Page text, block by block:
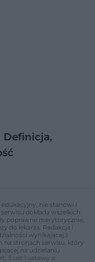
Definicja,
nie stanowi i
dokłada wszelkich
poprawne merytorycznie,
do lekarza. Redakcja i
wynikającej z
na stronach serwisu, który
na udzielaniu
3 ust 1 ustawy o